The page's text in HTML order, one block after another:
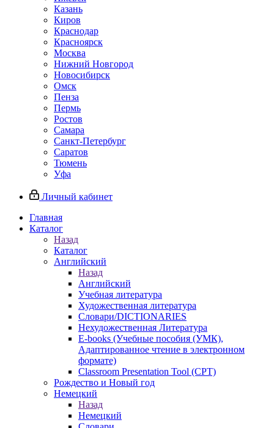
Казань
Киров
Краснодар
Красноярск
Москва
Нижний Новгород
Новосибирск
Омск
Пенза
Пермь
Ростов
Самара
Санкт-Петербург
Саратов
Тюмень
Уфа
Личный кабинет
Главная
Каталог
Назад
Каталог
Английский
Назад
Английский
Учебная литература
Художественная литература
Словари/DICTIONARIES
Нехудожественная Литература
E-books (Учебные пособия (УМК),
Адаптированное чтение в электронном
формате)
Classroom Presentation Tool (CPT)
Рождество и Новый год
Немецкий
Назад
Немецкий